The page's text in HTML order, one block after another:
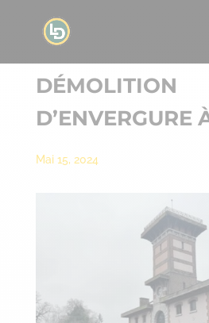
DÉMOLITION
D’ENVERGURE
Mai 15, 2024